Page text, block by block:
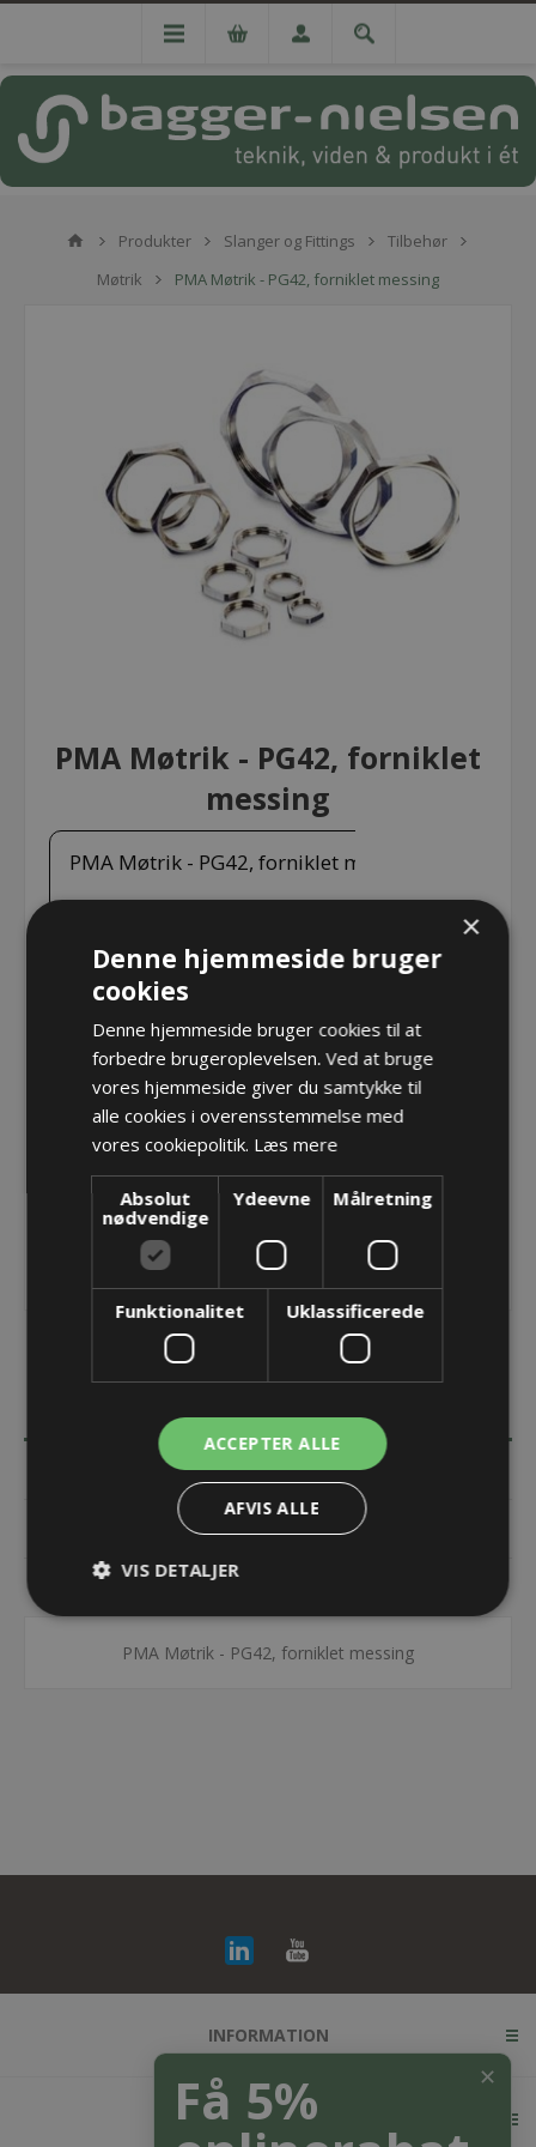
Produkter Slanger og Fittings
Tilbehør
Møtrik
PMA Møtrik - PG42, forniklet messing
PMA Møtrik - PG42, forniklet
messing
PMA Møtrik - PG42, forniklet messing
PMA Møtrik - PG42, forniklet messing
Producent: PMA - ABB Schweitzerland Ltd
Opret konto for at se priser
KØB
SPECIFIKATIONER
DOKUMENTER
PMA Møtrik - PG42, forniklet messing
INFORMATION
KUNDESERVICE
✕
Få 5%
×
Denne hjemmeside bruger
cookies
Denne hjemmeside bruger cookies til at
forbedre brugeroplevelsen. Ved at bruge
vores hjemmeside giver du samtykke til
alle cookies i overensstemmelse med
vores cookiepolitik. Læs mere
Absolut
nødvendige
Ydeevne Målretning
Funktionalitet Uklassificerede
ACCEPTER ALLE
AFVIS ALLE
VIS DETALJER